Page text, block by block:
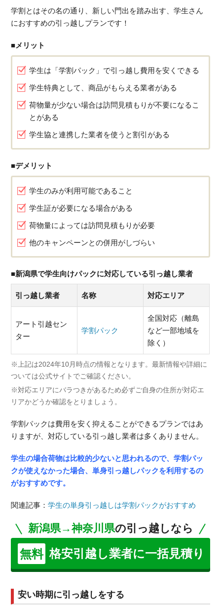
学割とはその名の通り、新しい門出を踏み出す、学生さん
におすすめの引っ越しプランです！
■メリット
学生は「学割パック」で引っ越し費用を安くできる
学生特典として、商品がもらえる業者がある
荷物量が少ない場合は訪問見積もりが不要になるこ
とがある
学生協と連携した業者を使うと割引がある
■デメリット
学生のみが利用可能であること
学生証が必要になる場合がある
荷物量によっては訪問見積もりが必要
他のキャンペーンとの併用がしづらい
■新潟県で学生向けパックに対応している引っ越し業者
引っ越し業者 名称 対応エリア
アート引越セン
ター
学割パック
全国対応（離島
など一部地域を
除く）
※上記は2024年10月時点の情報となります。最新情報や詳細に
ついては公式サイトでご確認ください。
※対応エリアにバラつきがあるため必ずご自身の住所が対応エ
リアかどうか確認をとりましょう。
学割パックは費用を安く抑えることができるプランではあ
りますが、対応している引っ越し業者は多くありません。
学生の場合荷物は比較的少ないと思われるので、学割パッ
クが使えなかった場合、単身引っ越しパックを利用するの
がおすすめです。
関連記事：学生の単身引っ越しは学割パックがおすすめ
新潟県→神奈川県の引っ越しなら
無料 格安引越し業者に一括見積り
安い時期に引っ越しをする